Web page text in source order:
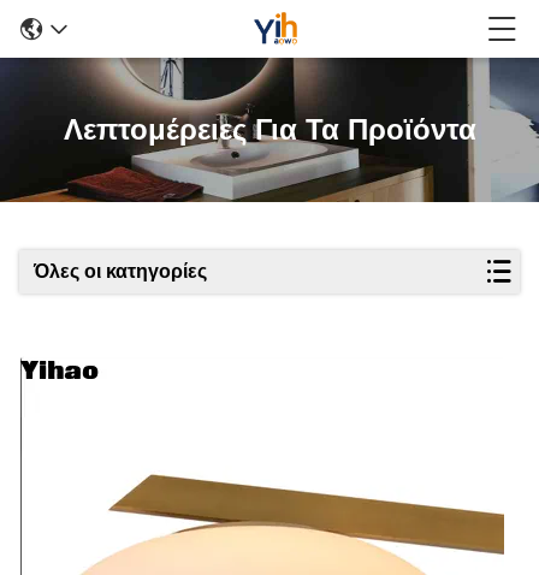
Λεπτομέρειες Για Τα Προϊόντα
Όλες οι κατηγορίες